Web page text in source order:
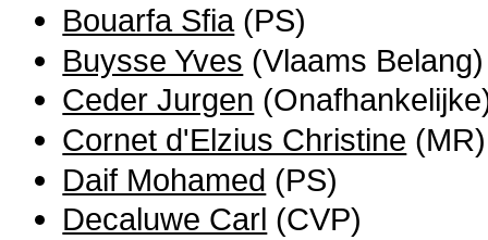
Bouarfa Sfia(PS)
Buysse Yves (Vlaams Belang)
Ceder Jurgen
Cornet d'Elzius Christine (MR)
Daif Mohamed (PS)
Decaluwe Carl (CVP)